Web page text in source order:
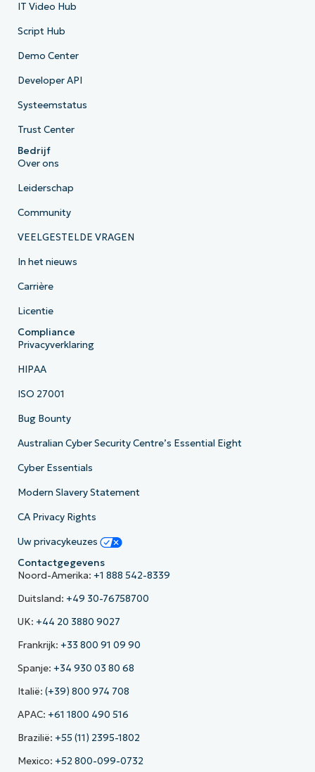
IT Video Hub
Script Hub
Demo Center
Developer API
Systeemstatus
Trust Center
Bedrijf
Over ons
Leiderschap
Community
VEELGESTELDE VRAGEN
In het nieuws
Carrière
Licentie
Compliance
Privacyverklaring
HIPAA
ISO 27001
Bug Bounty
Australian Cyber Security Centre’s Essential Eight
Cyber Essentials
Modern Slavery Statement
CA Privacy Rights
Uw privacykeuzes
Contactgegevens
Noord-Amerika: +1 888 542-8339
Duitsland: +49 30-76758700
UK: +44 20 3880 9027
Frankrijk: +33 800 91 09 90
Spanje: +34 930 03 80 68
Italië: (+39) 800 974 708
APAC: +61 1800 490 516
Brazilië: +55 (11) 2395-1802
Mexico: +52 800-099-0732